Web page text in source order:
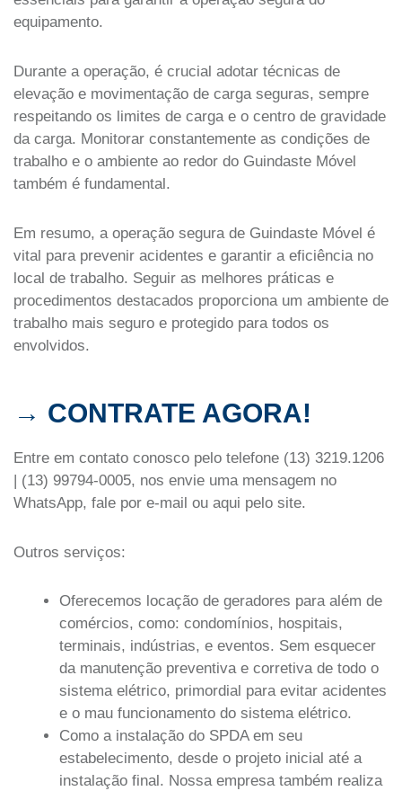
equipamento.
Durante a operação, é crucial adotar técnicas de
elevação e movimentação de carga seguras, sempre
respeitando os limites de carga e o centro de gravidade
da carga. Monitorar constantemente as condições de
trabalho e o ambiente ao redor do Guindaste Móvel
também é fundamental.
Em resumo, a operação segura de Guindaste Móvel é
vital para prevenir acidentes e garantir a eficiência no
local de trabalho. Seguir as melhores práticas e
procedimentos destacados proporciona um ambiente de
trabalho mais seguro e protegido para todos os
envolvidos.
→ CONTRATE AGORA!
Entre em contato conosco pelo telefone (13) 3219.1206
| (13) 99794-0005, nos envie uma mensagem no
WhatsApp, fale por e-mail ou aqui pelo site.
Outros serviços:
Oferecemos locação de geradores para além de
comércios, como: condomínios, hospitais,
terminais, indústrias, e eventos. Sem esquecer
da manutenção preventiva e corretiva de todo o
sistema elétrico, primordial para evitar acidentes
e o mau funcionamento do sistema elétrico.
Como a instalação do SPDA em seu
estabelecimento, desde o projeto inicial até a
instalação final. Nossa empresa também realiza